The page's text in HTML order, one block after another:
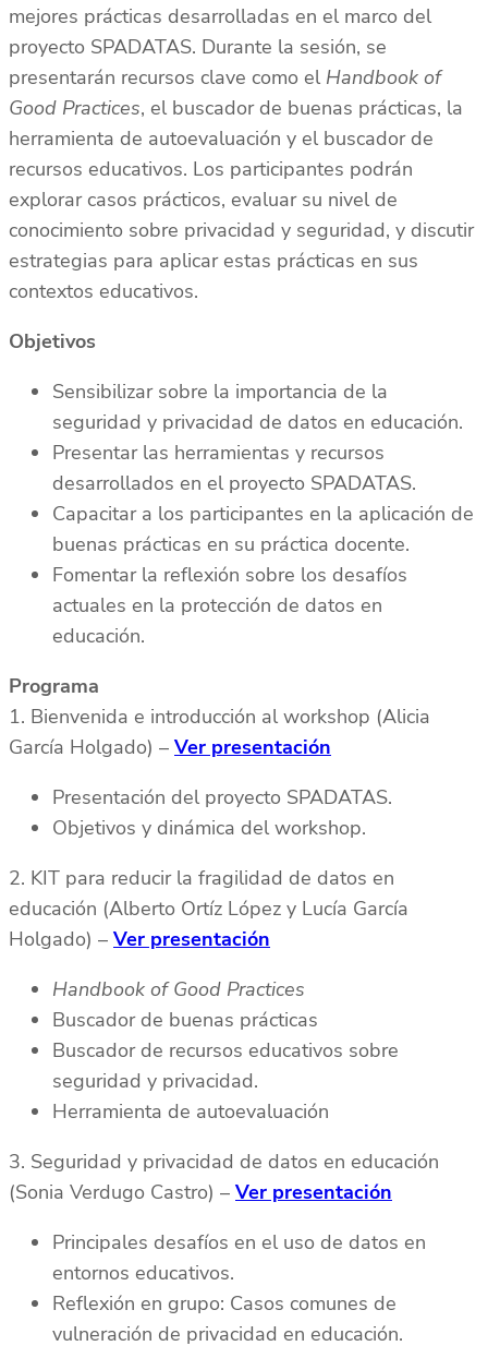
mejores prácticas desarrolladas en el marco del
proyecto SPADATAS. Durante la sesión, se
presentarán recursos clave como el Handbook of
Good Practices, el buscador de buenas prácticas, la
herramienta de autoevaluación y el buscador de
recursos educativos. Los participantes podrán
explorar casos prácticos, evaluar su nivel de
conocimiento sobre privacidad y seguridad, y discutir
estrategias para aplicar estas prácticas en sus
contextos educativos.
Objetivos
Sensibilizar sobre la importancia de la
seguridad y privacidad de datos en educación.
Presentar las herramientas y recursos
desarrollados en el proyecto SPADATAS.
Capacitar a los participantes en la aplicación de
buenas prácticas en su práctica docente.
Fomentar la reflexión sobre los desafíos
actuales en la protección de datos en
educación.
Programa
1. Bienvenida e introducción al workshop (Alicia
García Holgado) – Ver presentación
Presentación del proyecto SPADATAS.
Objetivos y dinámica del workshop.
2. KIT para reducir la fragilidad de datos en
educación (Alberto Ortíz López y Lucía García
Holgado) – Ver presentación
Handbook of Good Practices
Buscador de buenas prácticas
Buscador de recursos educativos sobre
seguridad y privacidad.
Herramienta de autoevaluación
3. Seguridad y privacidad de datos en educación
(Sonia Verdugo Castro) – Ver presentación
Principales desafíos en el uso de datos en
entornos educativos.
Reflexión en grupo: Casos comunes de
vulneración de privacidad en educación.